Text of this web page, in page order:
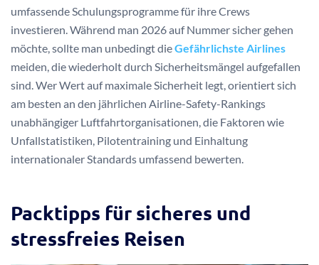
umfassende Schulungsprogramme für ihre Crews
investieren. Während man 2026 auf Nummer sicher gehen
möchte, sollte man unbedingt dieGefährlichste Airlines
meiden, die wiederholt durch Sicherheitsmängel aufgefallen
sind. Wer Wert auf maximale Sicherheit legt, orientiert sich
am besten an den jährlichen Airline-Safety-Rankings
unabhängiger Luftfahrtorganisationen, die Faktoren wie
Unfallstatistiken, Pilotentraining und Einhaltung
internationaler Standards umfassend bewerten.
Packtipps für sicheres und
stressfreies Reisen